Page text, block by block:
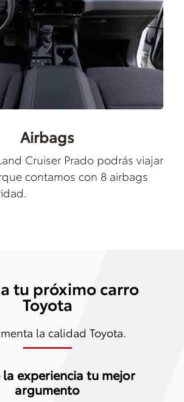
Airbags
Cruiser Prado podrás viajar
contamos con 8 airbags
tu próximo carro
Toyota
la calidad Toyota.
la experiencia tu mejor
argumento